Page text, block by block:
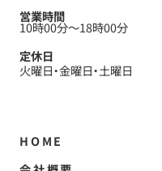
営業時間
10時00分〜18時00分
定休日
火曜日 金曜日 土曜日
HOME